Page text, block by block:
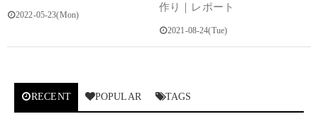
2022-05-23(Mon)
作り｜レポート
2021-08-24(Tue)
RECENT POPULAR TAGS